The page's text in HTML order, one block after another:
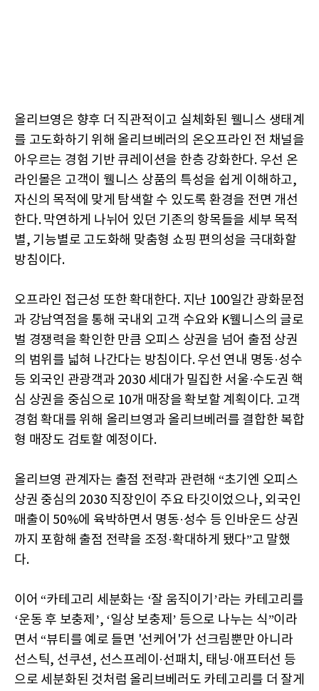
올리브영은 향후 더 직관적이고 실체화된 웰니스 생태계
를 고도화하기 위해 올리브베러의 온오프라인 전 채널을
아우르는 경험 기반 큐레이션을 한층 강화한다. 우선 온
라인몰은 고객이 웰니스 상품의 특성을 쉽게 이해하고,
자신의 목적에 맞게 탐색할 수 있도록 환경을 전면 개선
한다. 막연하게 나뉘어 있던 기존의 항목들을 세부 목적
별, 기능별로 고도화해 맞춤형 쇼핑 편의성을 극대화할
방침이다.
오프라인 접근성 또한 확대한다. 지난 100일간 광화문점
과 강남역점을 통해 국내외 고객 수요와 K웰니스의 글로
벌 경쟁력을 확인한 만큼 오피스 상권을 넘어 출점 상권
의 범위를 넓혀 나간다는 방침이다. 우선 연내 명동·성수
등 외국인 관광객과 2030 세대가 밀집한 서울·수도권 핵
심 상권을 중심으로 10개 매장을 확보할 계획이다. 고객
경험 확대를 위해 올리브영과 올리브베러를 결합한 복합
형 매장도 검토할 예정이다.
올리브영 관계자는 출점 전략과 관련해 “초기엔 오피스
상권 중심의 2030 직장인이 주요 타깃이었으나, 외국인
매출이 50%에 육박하면서 명동·성수 등 인바운드 상권
까지 포함해 출점 전략을 조정·확대하게 됐다”고 말했
다.
이어 “카테고리 세분화는 ‘잘 움직이기’라는 카테고리를
‘운동 후 보충제’, ‘일상 보충제’ 등으로 나누는 식”이라
면서 “뷰티를 예로 들면 '선케어'가 선크림뿐만 아니라
선스틱, 선쿠션, 선스프레이·선패치, 태닝·애프터선 등
으로 세분화된 것처럼 올리브베러도 카테고리를 더 잘게